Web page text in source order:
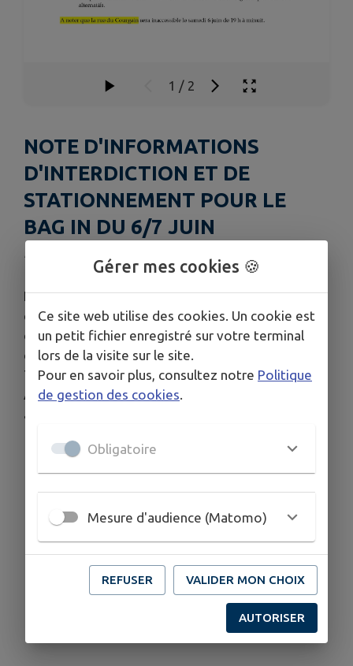
1 / 2
NOTE D'INFORMATIONS
D'INTERDICTION ET DE
STATIONNEMENT POUR LE
BAG IN DU 6/7 JUIN
Publié le dimanche 31 mai 2026 - Baincthun
En raison de l'organisation du BAG IN dans le
centre bourg de la commune, des mesures
d'interdiction de circulation et de stationnement
ont été prises par arrêté municipal pour les 5, 6 et
7 juin 2026.
A noter que l'accès au secours d'urgence sera
assuré à tout moment.
Télécharger la pièce jointe
Gérer mes cookies 🍪
Ce site web utilise des cookies. Un cookie est
un petit fichier enregistré sur votre terminal
lors de la visite sur le site.
Pour en savoir plus, consultez notre Politique
de gestion des cookies.
Obligatoire
Mesure d'audience (Matomo)
REFUSER VALIDER MON CHOIX
AUTORISER